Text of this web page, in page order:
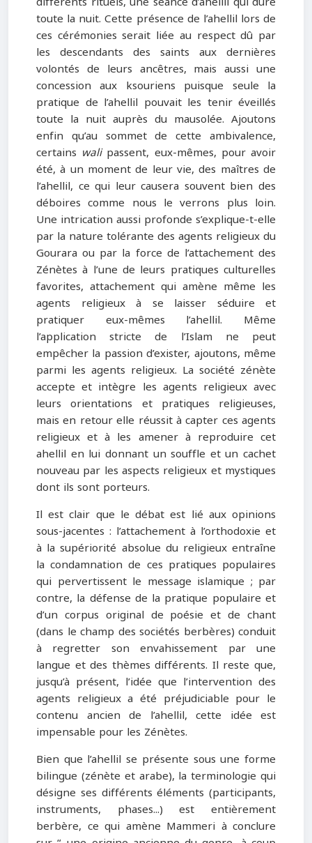
toute la nuit. Cette présence de l’ahellil lors de
ces cérémonies serait liée au respect dû par
les descendants des saints aux dernières
volontés de leurs ancêtres, mais aussi une
concession aux ksouriens puisque seule la
pratique de l’ahellil pouvait les tenir éveillés
toute la nuit auprès du mausolée. Ajoutons
enfin qu’au sommet de cette ambivalence,
certains walipassent, eux-mêmes, pour avoir
été, à un moment de leur vie, des maîtres de
l’ahellil, ce qui leur causera souvent bien des
déboires comme nous le verrons plus loin.
Une intrication aussi profonde s’explique-t-elle
par la nature tolérante des agents religieux du
Gourara ou par la force de l’attachement des
Zénètes à l’une de leurs pratiques culturelles
favorites, attachement qui amène même les
agents religieux à se laisser séduire et
pratiquer eux-mêmes l’ahellil. Même
l’application stricte de l’Islam ne peut
empêcher la passion d’exister, ajoutons, même
parmi les agents religieux. La société zénète
accepte et intègre les agents religieux avec
leurs orientations et pratiques religieuses,
mais en retour elle réussit à capter ces agents
religieux et à les amener à reproduire cet
ahellil en lui donnant un souffle et un cachet
nouveau par les aspects religieux et mystiques
dont ils sont porteurs.
Il est clair que le débat est lié aux opinions
sous-jacentes : l’attachement à l’orthodoxie et
à la supériorité absolue du religieux entraîne
la condamnation de ces pratiques populaires
qui pervertissent le message islamique ; par
contre, la défense de la pratique populaire et
d’un corpus original de poésie et de chant
(dans le champ des sociétés berbères) conduit
à regretter son envahissement par une
langue et des thèmes différents. Il reste que,
jusqu’à présent, l’idée que l’intervention des
agents religieux a été préjudiciable pour le
contenu ancien de l’ahellil, cette idée est
impensable pour les Zénètes.
Bien que l’ahellil se présente sous une forme
bilingue (zénète et arabe), la terminologie qui
désigne ses différents éléments (participants,
instruments, phases...) est entièrement
berbère, ce qui amène Mammeri à conclure